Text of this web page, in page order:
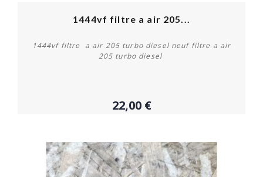
Acheter
1444vf filtre a air 205...
1444vf filtre a air 205 turbo diesel neuf filtre a air
205 turbo diesel
22,00 €